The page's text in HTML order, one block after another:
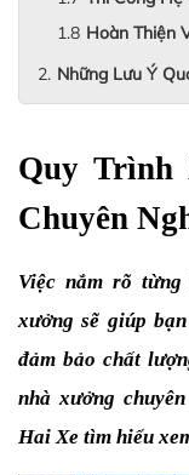
Hoàn Thiện
Những Lưu Ý
Quy Trình
Chuyên
Việc nắm rõ
xưởng sẽ giúp
đảm bảo chất
nhà xưởng
Hai Xe tìm hiểu